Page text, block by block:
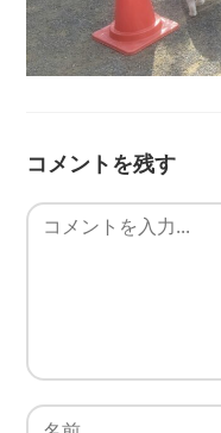
コメントを残す